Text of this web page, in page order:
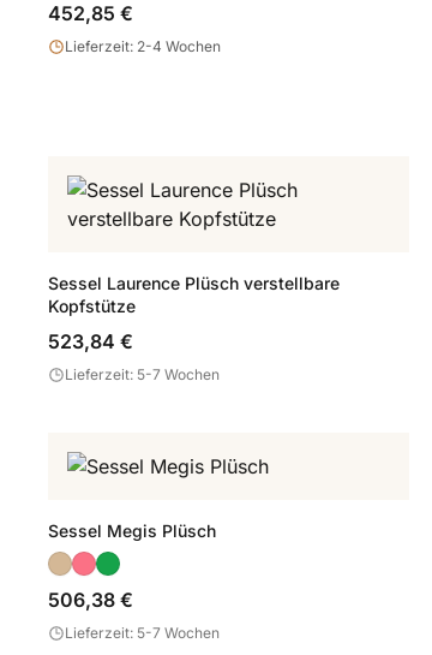
452,85 €
Lieferzeit: 2-4 Wochen
Sessel Laurence Plüsch verstellbare
Kopfstütze
523,84 €
Lieferzeit: 5-7 Wochen
Sessel Megis Plüsch
506,38 €
Lieferzeit: 5-7 Wochen